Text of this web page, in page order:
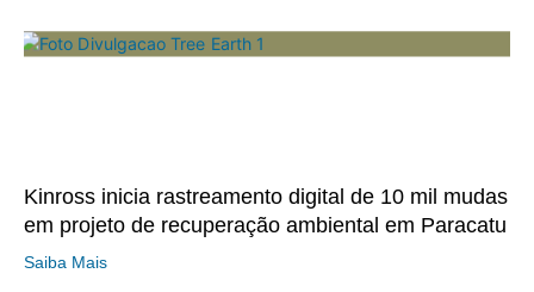
Kinross inicia rastreamento digital de 10 mil mudas
em projeto de recuperação ambiental em Paracatu
Saiba Mais